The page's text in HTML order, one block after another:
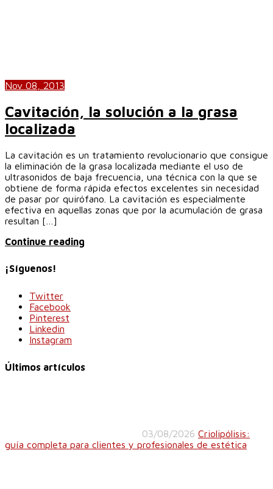
Nov 08, 2013
Cavitación, la solución a la grasa
localizada
La cavitación es un tratamiento revolucionario que consigue
la eliminación de la grasa localizada mediante el uso de
ultrasonidos de baja frecuencia, una técnica con la que se
obtiene de forma rápida efectos excelentes sin necesidad
de pasar por quirófano. La cavitación es especialmente
efectiva en aquellas zonas que por la acumulación de grasa
resultan […]
Continue reading
¡Síguenos!
Twitter
Facebook
Pinterest
Linkedin
Instagram
Últimos artículos
03/08/2026 Criolipólisis:
guía completa para clientes y profesionales de estética